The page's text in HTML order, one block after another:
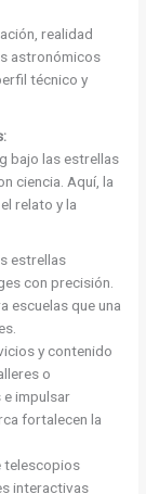
realidad
astronómicos
técnico y
bajo las estrellas
ciencia. Aquí, la
relato y la
estrellas
con precisión.
escuelas que una
y contenido
o
impulsar
fortalecen la
telescopios
interactivas